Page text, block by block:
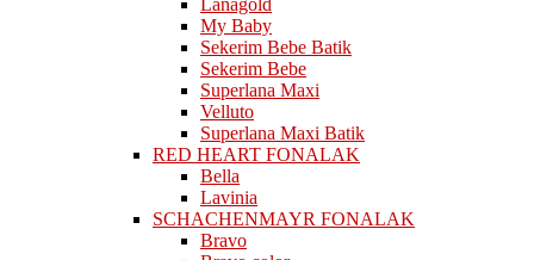
My Baby
Sekerim Bebe Batik
Sekerim Bebe
Superlana Maxi
Velluto
Superlana Maxi Batik
RED HEART FONALAK
Bella
Lavinia
SCHACHENMAYR FONALAK
Bravo